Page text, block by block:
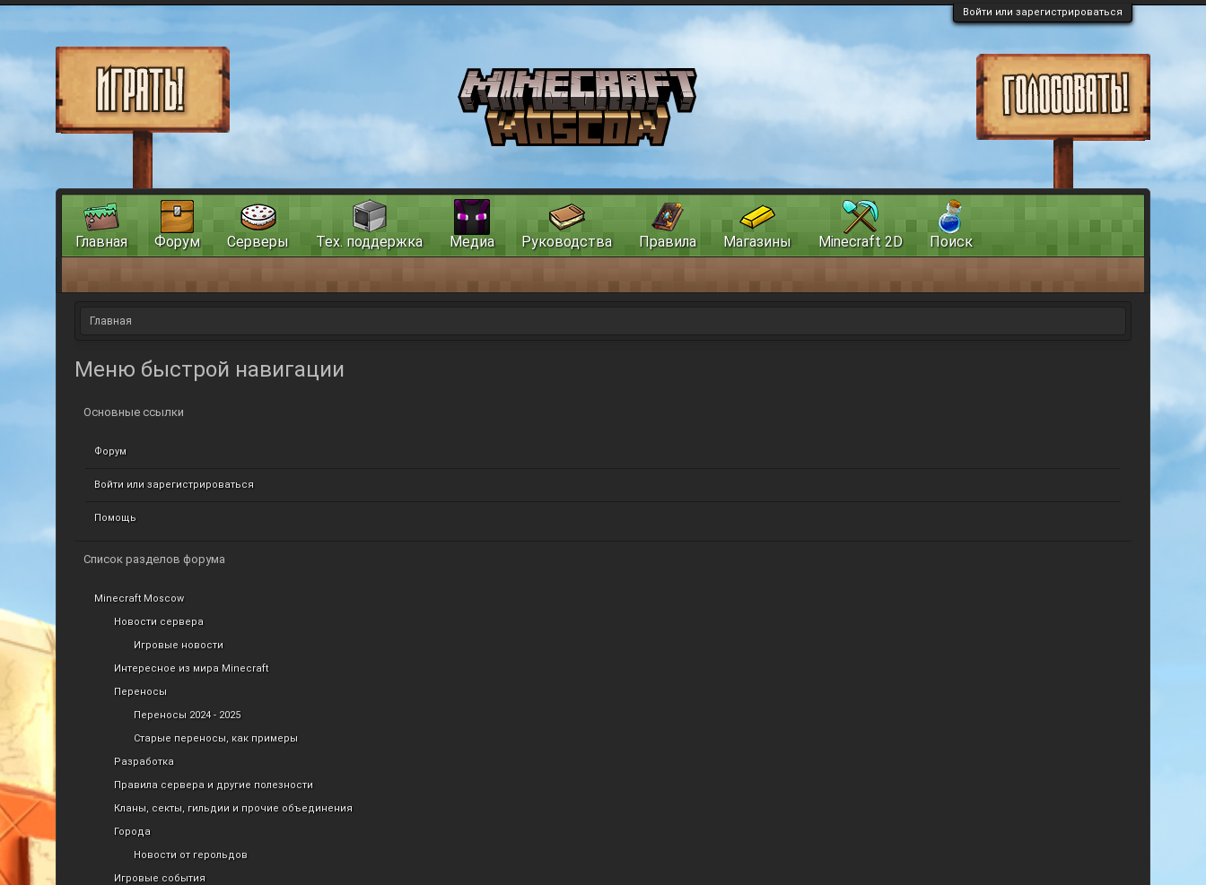
Войти или зарегистрироваться
Главная
Меню быстрой навигации
Основные ссылки
Форум
Войти или зарегистрироваться
Помощь
Список разделов форума
Minecraft Moscow
Новости сервера
Игровые новости
Интересное из мира Minecraft
Переносы
Переносы 2024 - 2025
Старые переносы, как примеры
Разработка
Правила сервера и другие полезности
Кланы, секты, гильдии и прочие объединения
Города
Новости от герольдов
Игровые события
Главная Форум Серверы Тех. поддержка Медиа Руководства Правила Магазины Minecraft 2D Поиск